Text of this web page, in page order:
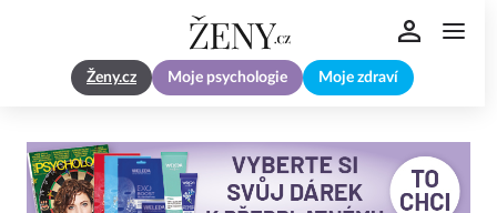
Ženy.cz Moje psychologie Moje zdraví